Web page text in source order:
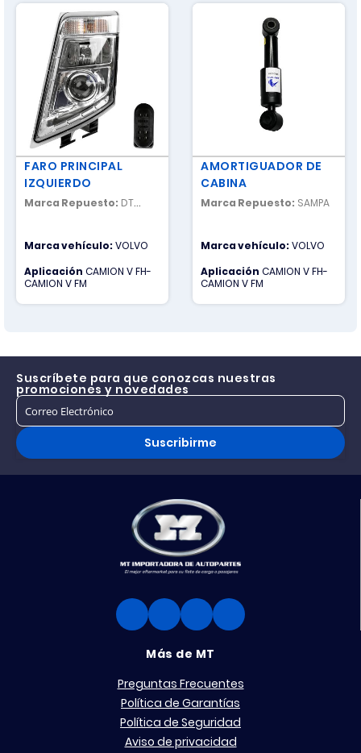
FARO PRINCIPAL
IZQUIERDO
Marca Repuesto: DT
Marca vehículo:VOLVO
Aplicación CAMION V FH-
CAMION V FM
AMORTIGUADOR DE
CABINA
Marca Repuesto: SAMPA
Marca vehículo:VOLVO
Aplicación CAMION V FH-
CAMION V FM
Suscríbete para que conozcas nuestras
promociones y novedades
Suscribirme
Más de MT
Preguntas Frecuentes
Política de Garantías
Política de Seguridad
Aviso de privacidad